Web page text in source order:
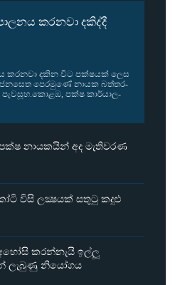
කරනවා දකිද්දී
කර­නවා දකින විට පක්ෂ­යක් ලෙස
පෙර­මුණේ නායක බත්ත­ර­
පක්ෂ කාර්යා­ල­
නායකයින් අද මැතිවරණ
විසි ලක්‍ෂයක් සතුටු කදුළු
කරන්නැයි ඉල්ලූ
ලැබුණු නියෝගය